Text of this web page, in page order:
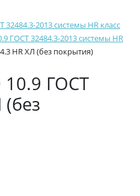
2013 системы HR класс
ГОСТ 32484.3-2013 системы HR
HR ХЛ (без покрытия)
ГОСТ